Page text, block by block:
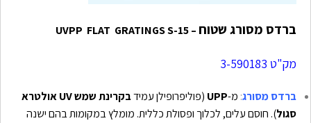
ברדס מסורג שטוח – UVPP FLAT GRATINGS S-15
מק"ט 3-590183
ברדס מסורג: מ-UPP (פוליפרופילן עמיד
בקרינת שמש UV אולטרא
סגול). חוסם עלים, לכלוך ופסולת כללית. מומלץ במקומות בהם ישנה